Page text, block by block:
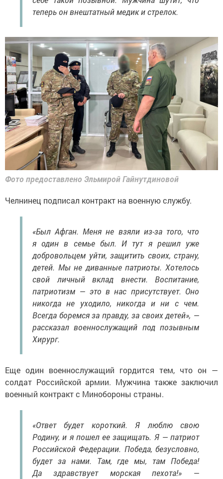
теперь он внештатный медик и стрелок.
Фото предоставлено Эльмирой Гайнутдиновой
Челнинец подписал контракт на военную службу.
«Был Афган. Меня не взяли из-за того, что
я один в семье был. И тут я решил уже
добровольцем уйти, защитить своих, страну,
детей. Мы не диванные патриоты. Хотелось
свой личный вклад внести. Воспитание,
патриотизм — это в нас присутствует. Оно
никогда не уходило, никогда и ни с чем.
Всегда боремся за правду, за своих детей», —
рассказал военнослужащий под позывным
Хирург.
Еще один военнослужащий гордится тем, что он —
солдат Российской армии. Мужчина также заключил
военный контракт с Минобороны страны.
«Ответ будет короткий. Я люблю свою
Родину, и я пошел ее защищать. Я — патриот
Российской Федерации. Победа, безусловно,
будет за нами. Там, где мы, там Победа!
Да здравствует морская пехота!» —